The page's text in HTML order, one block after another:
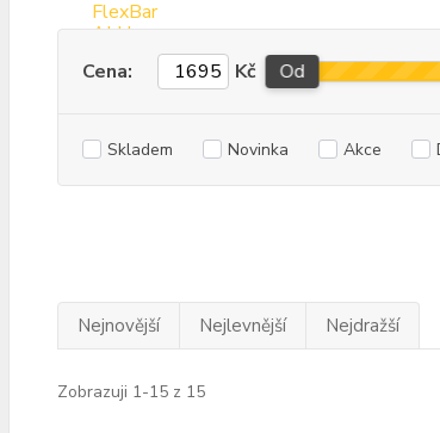
Cena: Kč Od
Skladem Novinka Akce
Nejnovější Nejlevnější Nejdražší
Zobrazuji 1-15 z 15